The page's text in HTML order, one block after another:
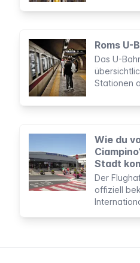
im Inneren
aller Welt
Roms U-
Das U-
Stationen
zwar nicht
Wie du
Stadt
Der
offiziell
bekannten